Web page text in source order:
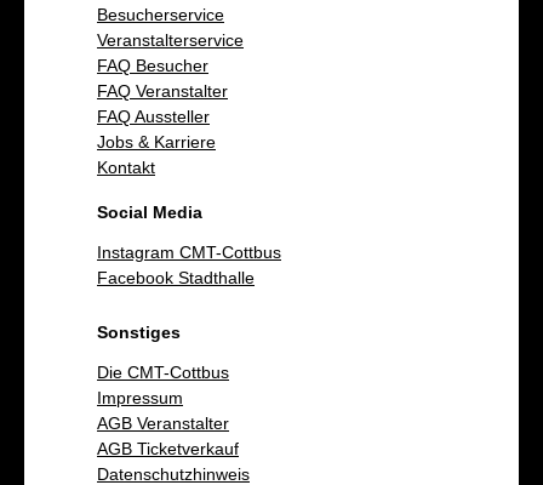
Besucherservice
Veranstalterservice
FAQ Besucher
FAQ Veranstalter
FAQ Aussteller
Jobs & Karriere
Kontakt
Social Media
Instagram CMT-Cottbus
Facebook Stadthalle
Sonstiges
Die CMT-Cottbus
Impressum
AGB Veranstalter
AGB Ticketverkauf
Datenschutzhinweis